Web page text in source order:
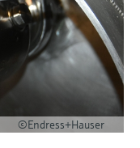
©Endress+Hauser